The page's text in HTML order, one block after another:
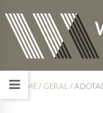
HOME/ GERAL /